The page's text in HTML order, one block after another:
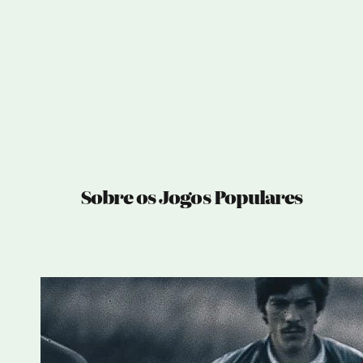
Sobre os Jogos Populares